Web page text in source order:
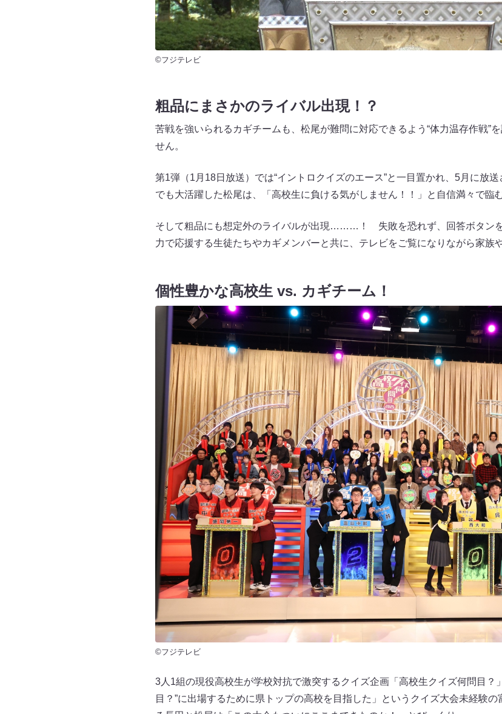
©フジテレビ
粗品にまさかのライバル出現！？
苦戦を強いられるカギチームも、松尾が難問に対応できるよう“体力温存作戦”
せん。
第1弾（1月18日放送）では“イントロクイズのエース”と一目置かれ、5月に放送
でも大活躍した松尾は、「高校生に負ける気がしません！！」と自信満々で臨
そして粗品にも想定外のライバルが出現………！ 失敗を恐れず、回答ボタン
力で応援する生徒たちやカギメンバーと共に、テレビをご覧になりながら家族
個性豊かな高校生 vs. カギチーム！
©フジテレビ
3人1組の現役高校生が学校対抗で激突するクイズ企画「高校生クイズ何問目？
目？”に出場するために県トップの高校を目指した」というクイズ大会未経験